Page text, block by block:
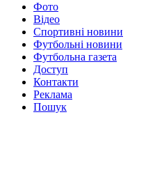
Фото
Відео
Спортивні новини
Футбольні новини
Футбольна газета
Доступ
Контакти
Реклама
Пошук